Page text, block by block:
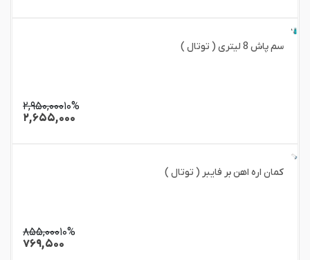
سم پاش 8 لیتری ( توتال )
۲,۹۵۰,۰۰۰۱۰%
۲,۶۵۵,۰۰۰
کمان اره اهن بر فایبر ( توتال )
۸۵۵,۰۰۰۱۰%
۷۶۹,۵۰۰